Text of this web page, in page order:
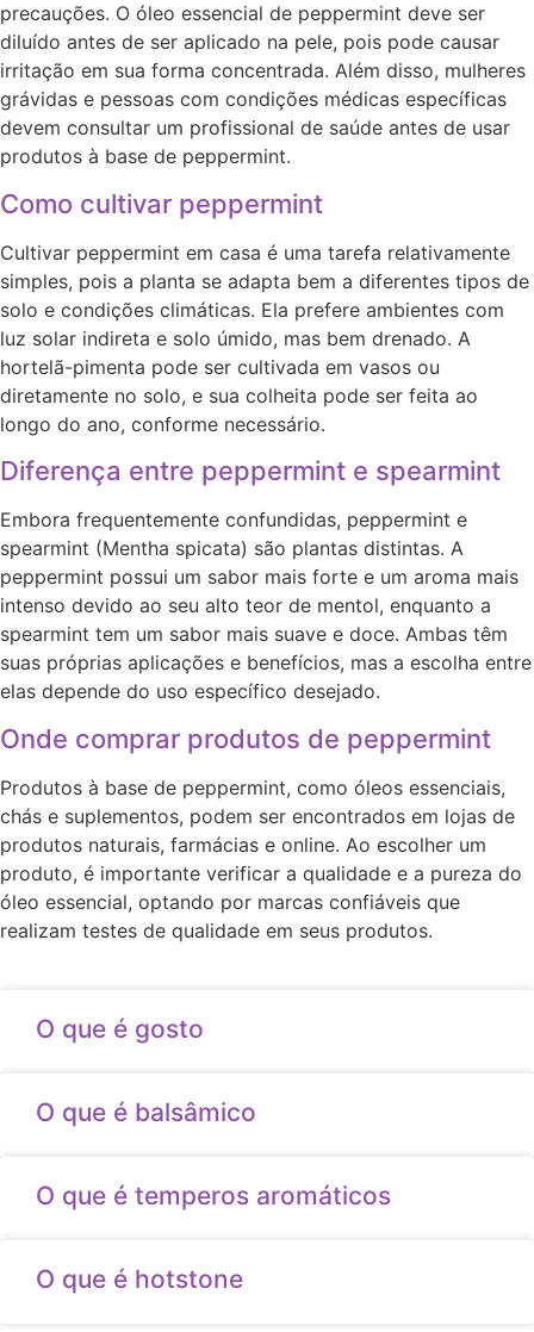
precauções. O óleo essencial de peppermint deve ser
diluído antes de ser aplicado na pele, pois pode causar
irritação em sua forma concentrada. Além disso, mulheres
grávidas e pessoas com condições médicas específicas
devem consultar um profissional de saúde antes de usar
produtos à base de peppermint.
Como cultivar peppermint
Cultivar peppermint em casa é uma tarefa relativamente
simples, pois a planta se adapta bem a diferentes tipos de
solo e condições climáticas. Ela prefere ambientes com
luz solar indireta e solo úmido, mas bem drenado. A
hortelã-pimenta pode ser cultivada em vasos ou
diretamente no solo, e sua colheita pode ser feita ao
longo do ano, conforme necessário.
Diferença entre peppermint e spearmint
Embora frequentemente confundidas, peppermint e
spearmint (Mentha spicata) são plantas distintas. A
peppermint possui um sabor mais forte e um aroma mais
intenso devido ao seu alto teor de mentol, enquanto a
spearmint tem um sabor mais suave e doce. Ambas têm
suas próprias aplicações e benefícios, mas a escolha entre
elas depende do uso específico desejado.
Onde comprar produtos de peppermint
Produtos à base de peppermint, como óleos essenciais,
chás e suplementos, podem ser encontrados em lojas de
produtos naturais, farmácias e online. Ao escolher um
produto, é importante verificar a qualidade e a pureza do
óleo essencial, optando por marcas confiáveis que
realizam testes de qualidade em seus produtos.
O que é gosto
O que é balsâmico
O que é temperos aromáticos
O que é hotstone